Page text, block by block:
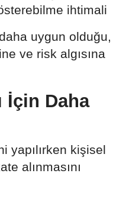
ihtimali
uygun olduğu,
ve risk algısına
İçin Daha
yapılırken kişisel
alınmasını